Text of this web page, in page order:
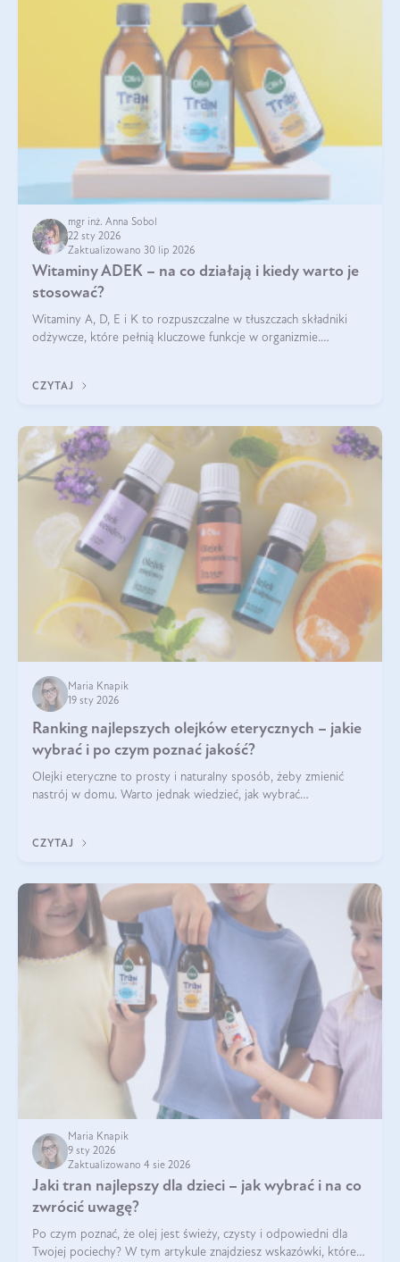
mgr inż. Anna Sobol
22 sty 2026
Zaktualizowano 30 lip 2026
Witaminy ADEK – na co działają i kiedy warto je
stosować?
Witaminy A, D, E i K to rozpuszczalne w tłuszczach składniki
odżywcze, które pełnią kluczowe funkcje w organizmie.
CZYTAJ
Maria Knapik
19 sty 2026
Ranking najlepszych olejków eterycznych – jakie
wybrać i po czym poznać jakość?
Olejki eteryczne to prosty i naturalny sposób, żeby zmienić
nastrój w domu. Warto jednak wiedzieć, jak wybrać
kryteria wyboru!
CZYTAJ
Maria Knapik
9 sty 2026
Zaktualizowano 4 sie 2026
Jaki tran najlepszy dla dzieci – jak wybrać i na co
zwrócić uwagę?
Po czym poznać, że olej jest świeży, czysty i odpowiedni dla
Twojej pociechy? W tym artykule znajdziesz wskazówki, które